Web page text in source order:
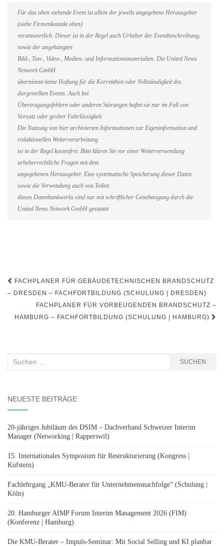
Für das oben stehende Event ist allein der jeweils angegebene Herausgeber
(siehe Firmenkontakt oben)
verantwortlich. Dieser ist in der Regel auch Urheber der Eventbeschreibung,
sowie der angehängten
Bild-, Ton-, Video-, Medien- und Informationsmaterialien. Die United News
Network GmbH
übernimmt keine Haftung für die Korrektheit oder Vollständigkeit des
dargestellten Events. Auch bei
Übertragungsfehlern oder anderen Störungen haftet sie nur im Fall von
Vorsatz oder grober Fahrlässigkeit.
Die Nutzung von hier archivierten Informationen zur Eigeninformation und
redaktionellen Weiterverarbeitung
ist in der Regel kostenfrei. Bitte klären Sie vor einer Weiterverwendung
urheberrechtliche Fragen mit dem
angegebenen Herausgeber. Eine systematische Speicherung dieser Daten
sowie die Verwendung auch von Teilen
dieses Datenbankwerks sind nur mit schriftlicher Genehmigung durch die
United News Network GmbH gestattet
Beitragsnavigation
FACHPLANER FÜR GEBÄUDETECHNISCHEN BRANDSCHUTZ
– DRESDEN – FACHFORTBILDUNG (SCHULUNG | DRESDEN)
FACHPLANER FÜR VORBEUGENDEN BRANDSCHUTZ –
HAMBURG – FACHFORTBILDUNG (SCHULUNG | HAMBURG)
Suchen
SUCHEN
NEUESTE BEITRÄGE
20-jähriges Jubiläum des DSIM – Dachverband Schweizer Interim
Manager (Networking | Rapperswil)
15. Internationales Symposium für Restrukturierung (Kongress |
Kufstein)
Fachlehrgang „KMU-Berater für Unternehmensnachfolge“ (Schulung |
Köln)
20. Hamburger AIMP Forum Interim Management 2026 (FIM)
(Konferenz | Hamburg)
Die KMU-Berater – Impuls-Seminar: Mit Social Selling und KI planbar